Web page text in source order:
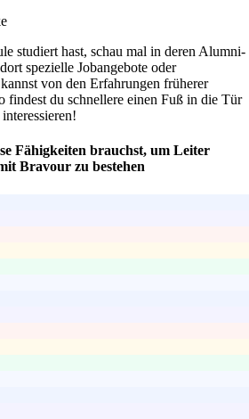
studiert hast, schau mal in deren Alumni-
spezielle Jobangebote oder
von den Erfahrungen früherer
findest du schnellere einen Fuß in die Tür
Fähigkeiten brauchst, um Leiter
Bravour zu bestehen